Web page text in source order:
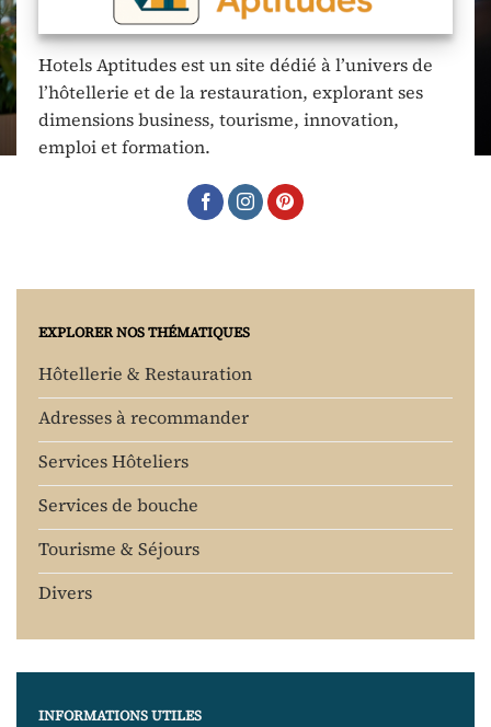
Hotels Aptitudes est un site dédié à l’univers de
l’hôtellerie et de la restauration, explorant ses
dimensions business, tourisme, innovation,
emploi et formation.
EXPLORER NOS THÉMATIQUES
Hôtellerie & Restauration
Adresses à recommander
Services Hôteliers
Services de bouche
Tourisme & Séjours
Divers
INFORMATIONS UTILES